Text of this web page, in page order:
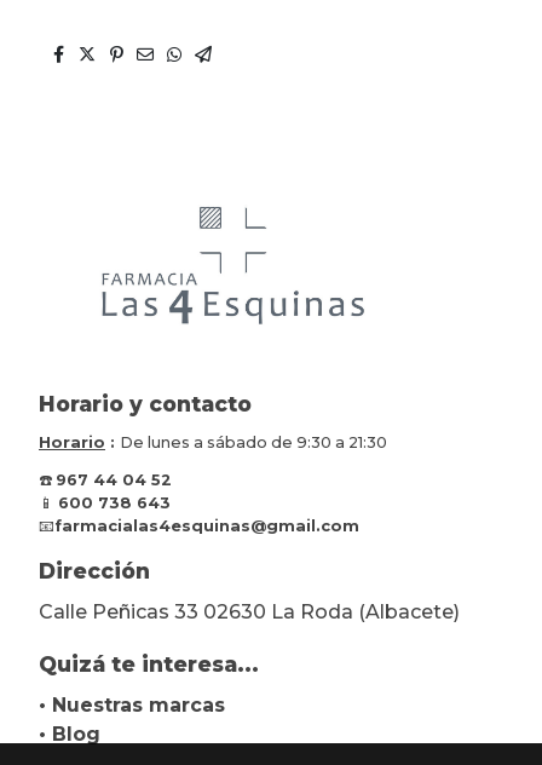
Horario y contacto
Horario : De lunes a sábado de 9:30 a 21:30
☎️ 967 44 04 52
📱 600 738 643
📧farmacialas4esquinas@gmail.com
Dirección
Calle Peñicas 33 02630 La Roda (Albacete)
Quizá te interesa...
• Nuestras marcas
• Blog